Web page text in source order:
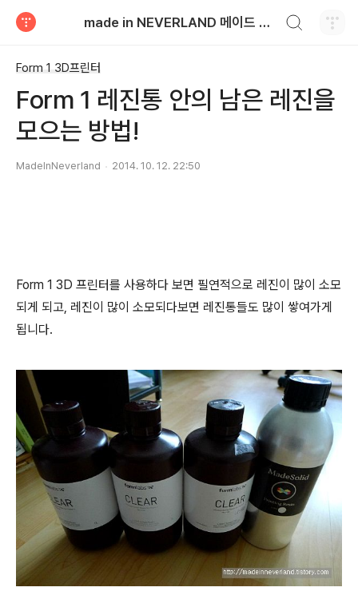
made in NEVERLAND 메이드 인 네버랜드
Form 1 3D프린터
Form 1 레진통 안의 남은 레진을
모으는 방법!
MadeInNeverland 2014. 10. 12. 22:50
Form 1 3D 프린터를 사용하다 보면 필연적으로 레진이 많이 소모
되게 되고, 레진이 많이 소모되다보면 레진통들도 많이 쌓여가게
됩니다.